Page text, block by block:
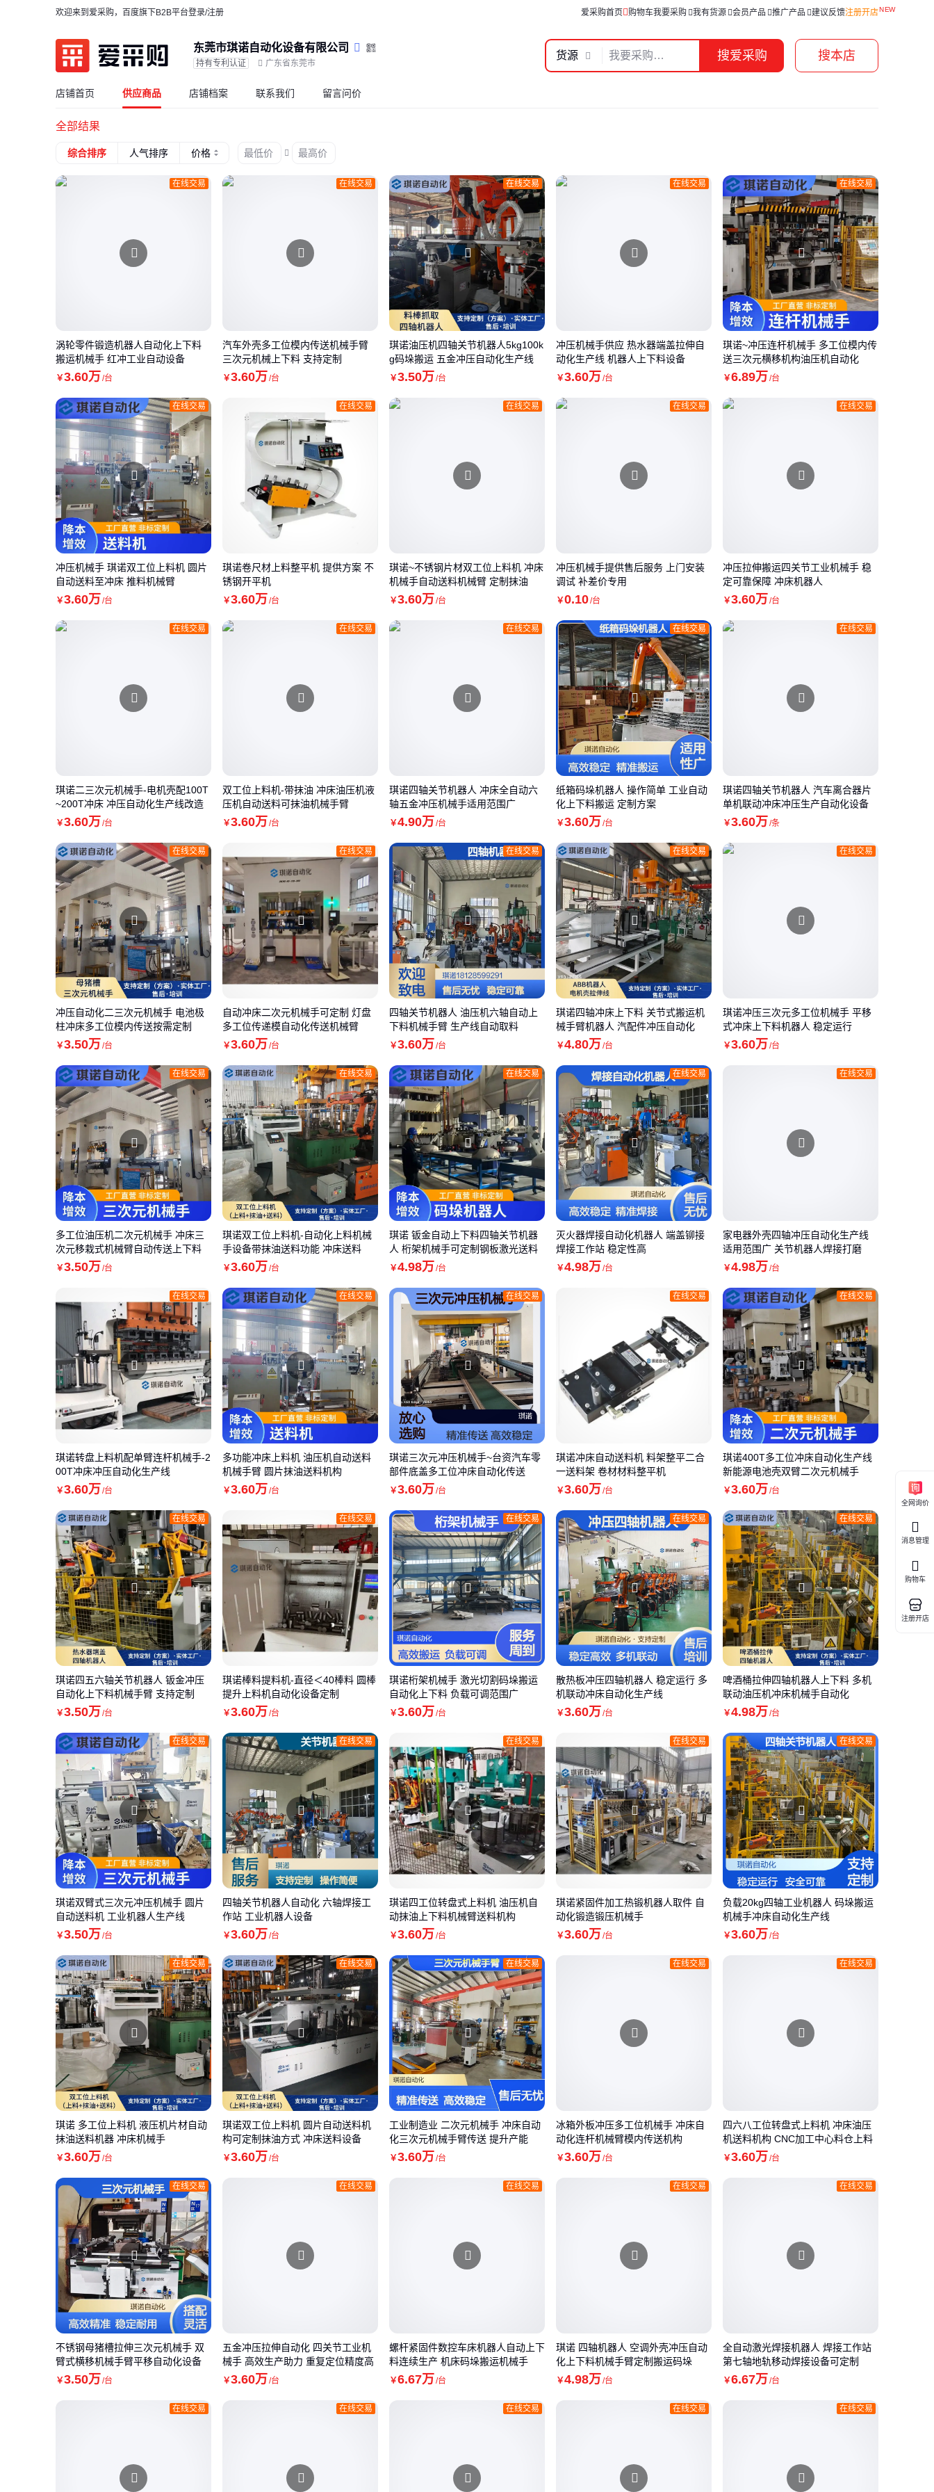
欢迎来到爱采购，百度旗下B2B平台登录/注册 爱采购首页 购物车我要采购 我有货源 会员产品 推广产品 建议反馈注册开店
东莞市琪诺自动化设备有限公司
持有专利认证 广东省东莞市
搜爱采购 搜本店
货源
店铺首页 供应商品 店铺档案 联系我们 留言问价
全部结果
综合排序 人气排序 价格
在线交易
涡轮零件锻造机器人自动化上下料
搬运机械手 红冲工业自动设备
￥3.60万 /台
在线交易
汽车外壳多工位模内传送机械手臂
三次元机械上下料 支持定制
￥3.60万 /台
在线交易
琪诺油压机四轴关节机器人5kg100k
g码垛搬运 五金冲压自动化生产线
￥3.50万 /台
在线交易
冲压机械手供应 热水器端盖拉伸自
动化生产线 机器人上下料设备
￥3.60万 /台
在线交易
琪诺~冲压连杆机械手 多工位模内传
送三次元横移机构油压机自动化
￥6.89万 /台
在线交易
冲压机械手 琪诺双工位上料机 圆片
自动送料至冲床 推料机械臂
￥3.60万 /台
在线交易
琪诺卷尺材上料整平机 提供方案 不
锈钢开平机
￥3.60万 /台
在线交易
琪诺~不锈钢片材双工位上料机 冲床
机械手自动送料机械臂 定制抹油
￥3.60万 /台
在线交易
冲压机械手提供售后服务 上门安装
调试 补差价专用
￥0.10/台
在线交易
冲压拉伸搬运四关节工业机械手 稳
定可靠保障 冲床机器人
￥3.60万 /台
在线交易
琪诺二三次元机械手-电机壳配100T
~200T冲床 冲压自动化生产线改造
￥3.60万 /台
在线交易
双工位上料机-带抹油 冲床油压机液
压机自动送料可抹油机械手臂
￥3.60万 /台
在线交易
琪诺四轴关节机器人 冲床全自动六
轴五金冲压机械手适用范围广
￥4.90万 /台
在线交易
纸箱码垛机器人 操作简单 工业自动
化上下料搬运 定制方案
￥3.60万 /台
在线交易
琪诺四轴关节机器人 汽车离合器片
单机联动冲床冲压生产自动化设备
￥3.60万 /条
在线交易
冲压自动化二三次元机械手 电池极
柱冲床多工位模内传送按需定制
￥3.50万 /台
在线交易
自动冲床二次元机械手可定制 灯盘
多工位传递模自动化传送机械臂
￥3.60万 /台
在线交易
四轴关节机器人 油压机六轴自动上
下料机械手臂 生产线自动取料
￥3.60万 /台
在线交易
琪诺四轴冲床上下料 关节式搬运机
械手臂机器人 汽配件冲压自动化
￥4.80万 /台
在线交易
琪诺冲压三次元多工位机械手 平移
式冲床上下料机器人 稳定运行
￥3.60万 /台
在线交易
多工位油压机二次元机械手 冲床三
次元移栽式机械臂自动传送上下料
￥3.50万 /台
在线交易
琪诺双工位上料机-自动化上料机械
手设备带抹油送料功能 冲床送料
￥3.60万 /台
在线交易
琪诺 钣金自动上下料四轴关节机器
人 桁架机械手可定制钢板激光送料
￥4.98万 /台
在线交易
灭火器焊接自动化机器人 端盖铆接
焊接工作站 稳定性高
￥4.98万 /台
在线交易
家电器外壳四轴冲压自动化生产线
适用范围广 关节机器人焊接打磨
￥4.98万 /台
在线交易
琪诺转盘上料机配单臂连杆机械手-2
00T冲床冲压自动化生产线
￥3.60万 /台
在线交易
多功能冲床上料机 油压机自动送料
机械手臂 圆片抹油送料机构
￥3.60万 /台
在线交易
琪诺三次元冲压机械手~台资汽车零
部件底盖多工位冲床自动化传送
￥3.60万 /台
在线交易
琪诺冲床自动送料机 料架整平二合
一送料架 卷材材料整平机
￥3.60万 /台
在线交易
琪诺400T多工位冲床自动化生产线
新能源电池壳双臂二次元机械手
￥3.60万 /台
在线交易
琪诺四五六轴关节机器人 钣金冲压
自动化上下料机械手臂 支持定制
￥3.50万 /台
在线交易
琪诺棒料提料机-直径＜40棒料 圆棒
提升上料机自动化设备定制
￥3.60万 /台
在线交易
琪诺桁架机械手 激光切割码垛搬运
自动化上下料 负载可调范围广
￥3.60万 /台
在线交易
散热板冲压四轴机器人 稳定运行 多
机联动冲床自动化生产线
￥3.60万 /台
在线交易
啤酒桶拉伸四轴机器人上下料 多机
联动油压机冲床机械手自动化
￥4.98万 /台
在线交易
琪诺双臂式三次元冲压机械手 圆片
自动送料机 工业机器人生产线
￥3.50万 /台
在线交易
四轴关节机器人自动化 六轴焊接工
作站 工业机器人设备
￥3.60万 /台
在线交易
琪诺四工位转盘式上料机 油压机自
动抹油上下料机械臂送料机构
￥3.60万 /台
在线交易
琪诺紧固件加工热锻机器人取件 自
动化锻造锻压机械手
￥3.60万 /台
在线交易
负载20kg四轴工业机器人 码垛搬运
机械手冲床自动化生产线
￥3.60万 /台
在线交易
琪诺 多工位上料机 液压机片材自动
抹油送料机器 冲床机械手
￥3.60万 /台
在线交易
琪诺双工位上料机 圆片自动送料机
构可定制抹油方式 冲床送料设备
￥3.60万 /台
在线交易
工业制造业 二次元机械手 冲床自动
化三次元机械手臂传送 提升产能
￥3.60万 /台
在线交易
冰箱外板冲压多工位机械手 冲床自
动化连杆机械臂模内传送机构
￥3.60万 /台
在线交易
四六八工位转盘式上料机 冲床油压
机送料机构 CNC加工中心料仓上料
￥3.60万 /台
在线交易
不锈钢母猪槽拉伸三次元机械手 双
臂式横移机械手臂平移自动化设备
￥3.50万 /台
在线交易
五金冲压拉伸自动化 四关节工业机
械手 高效生产助力 重复定位精度高
￥3.60万 /台
在线交易
螺杆紧固件数控车床机器人自动上下
料连续生产 机床码垛搬运机械手
￥6.67万 /台
在线交易
琪诺 四轴机器人 空调外壳冲压自动
化上下料机械手臂定制搬运码垛
￥4.98万 /台
在线交易
全自动激光焊接机器人 焊接工作站
第七轴地轨移动焊接设备可定制
￥6.67万 /台
在线交易 在线交易 在线交易 在线交易 在线交易
全网询价
消息管理
购物车
注册开店